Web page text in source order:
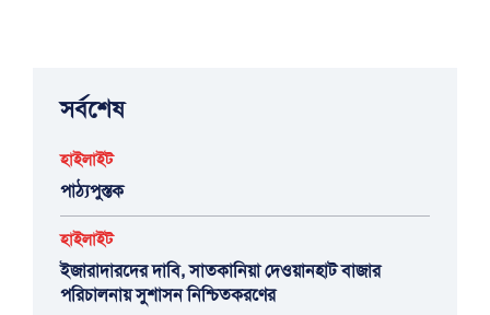
সর্বশেষ
হাইলাইট
পাঠ্যপুস্তক
হাইলাইট
ইজারাদারদের দাবি, সাতকানিয়া দেওয়ানহাট বাজার
পরিচালনায় সুশাসন নিশ্চিতকরণের